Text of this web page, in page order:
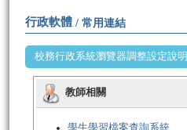
行政軟體 / 常用連結
校務行政系統瀏覽器調整設定說明
教師相關
學生學習檔案查詢系統